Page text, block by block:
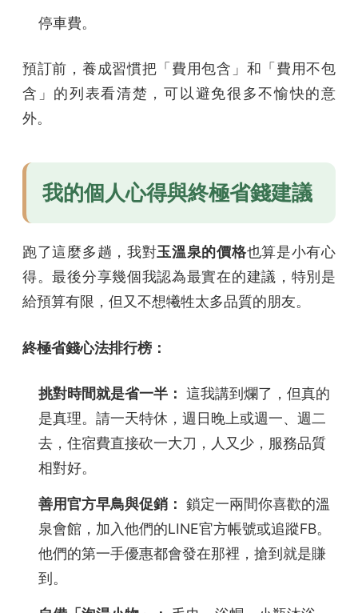
停車費。
預訂前，養成習慣把「費用包含」和「費用不包
含」的列表看清楚，可以避免很多不愉快的意
外。
我的個人心得與終極省錢建議
跑了這麼多趟，我對玉溫泉的價格也算是小有心
得。最後分享幾個我認為最實在的建議，特別是
給預算有限，但又不想犧牲太多品質的朋友。
終極省錢心法排行榜：
挑對時間就是省一半： 這我講到爛了，但真的
是真理。請一天特休，週日晚上或週一、週二
去，住宿費直接砍一大刀，人又少，服務品質
相對好。
善用官方早鳥與促銷： 鎖定一兩間你喜歡的溫
泉會館，加入他們的LINE官方帳號或追蹤FB。
他們的第一手優惠都會發在那裡，搶到就是賺
到。